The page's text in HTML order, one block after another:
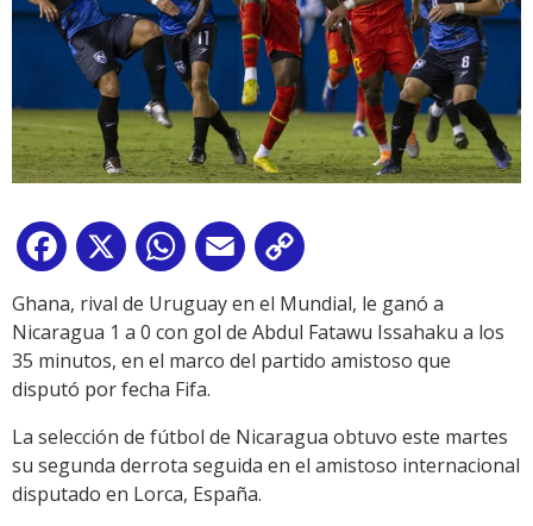
Facebook
X WhatsApp
Email
Link
Ghana, rival de Uruguay en el Mundial, le ganó a
Nicaragua 1 a 0 con gol de Abdul Fatawu Issahaku a los
35 minutos, en el marco del partido amistoso que
disputó por fecha Fifa.
La selección de fútbol de Nicaragua obtuvo este martes
su segunda derrota seguida en el amistoso internacional
disputado en Lorca, España.